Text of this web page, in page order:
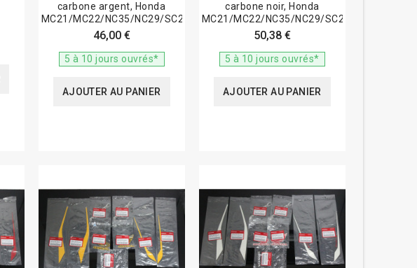
carbone argent, Honda
MC21/MC22/NC35/NC29/SC28
46,00 €
5 à 10 jours ouvrés*
AJOUTER AU PANIER
carbone noir, Honda
MC21/MC22/NC35/NC29/SC28
50,38 €
5 à 10 jours ouvrés*
AJOUTER AU PANIER